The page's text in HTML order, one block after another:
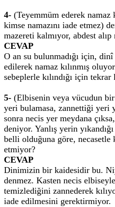
4- (Teyemmüm ederek namaz
kimse namazını iade etmez)
mazereti kalmıyor, abdest
CEVAP
O an su bulunmadığı için,
edilerek namaz kılınmış
sebeplerle kılındığı için tekrar
5- (Elbisenin veya vücudun
yeri bulamasa, zannettiği yeri
sonra necis yer meydana
deniyor. Yanlış yerin
belli olduğuna göre, necasetle
etmiyor?
CEVAP
Dinimizin bir kaidesidir bu.
denmez. Kasten necis
temizlediğini zannederek
iade edilmesini gerektirmiyor.